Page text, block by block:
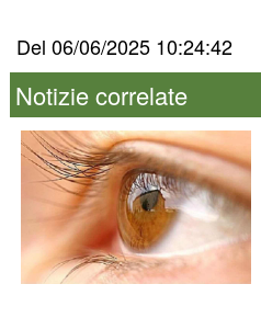
Del 06/06/2025 10:24:42
Notizie correlate